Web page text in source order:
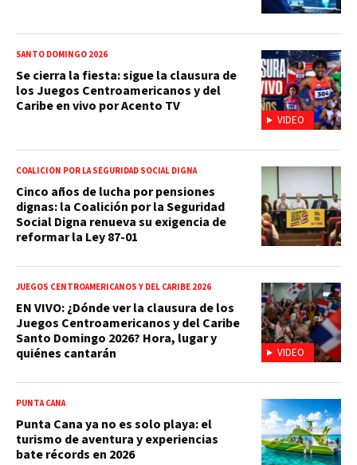
VIDEO
SANTO DOMINGO 2026
Se cierra la fiesta: sigue la clausura de
los Juegos Centroamericanos y del
Caribe en vivo por Acento TV
COALICIÓN POR LA SEGURIDAD SOCIAL DIGNA
Cinco años de lucha por pensiones
dignas: la Coalición por la Seguridad
Social Digna renueva su exigencia de
reformar la Ley 87-01
VIDEO
JUEGOS CENTROAMERICANOS Y DEL CARIBE 2026
EN VIVO: ¿Dónde ver la clausura de los
Juegos Centroamericanos y del Caribe
Santo Domingo 2026? Hora, lugar y
quiénes cantarán
PUNTA CANA
Punta Cana ya no es solo playa: el
turismo de aventura y experiencias
bate récords en 2026